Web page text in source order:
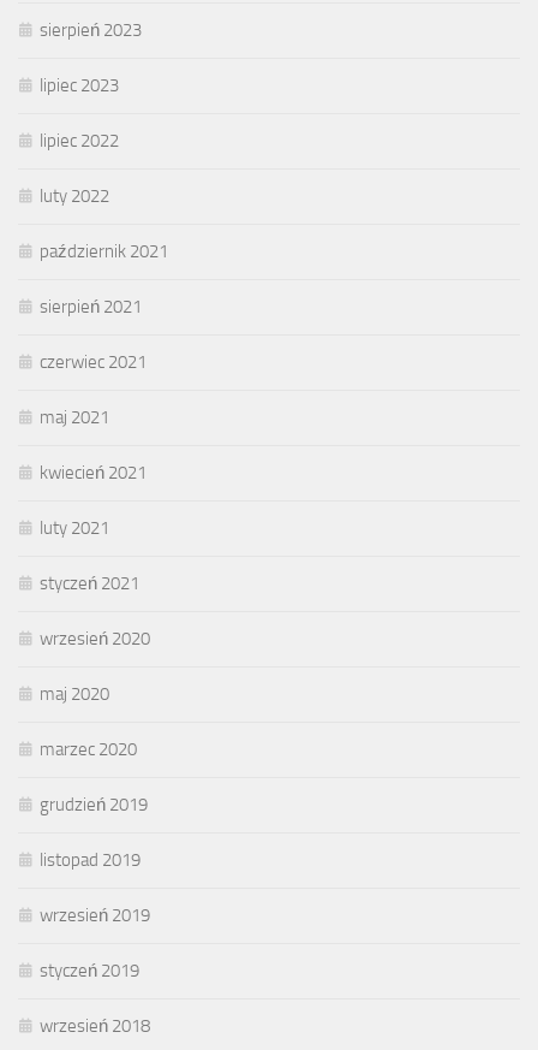
sierpień 2023
lipiec 2023
lipiec 2022
luty 2022
październik 2021
sierpień 2021
czerwiec 2021
maj 2021
kwiecień 2021
luty 2021
styczeń 2021
wrzesień 2020
maj 2020
marzec 2020
grudzień 2019
listopad 2019
wrzesień 2019
styczeń 2019
wrzesień 2018